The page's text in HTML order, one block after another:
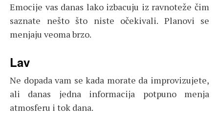
Emocije vas danas lako izbacuju iz ravnoteže čim
saznate nešto što niste očekivali. Planovi se
menjaju veoma brzo.
Lav
Ne dopada vam se kada morate da improvizujete,
ali danas jedna informacija potpuno menja
atmosferu i tok dana.